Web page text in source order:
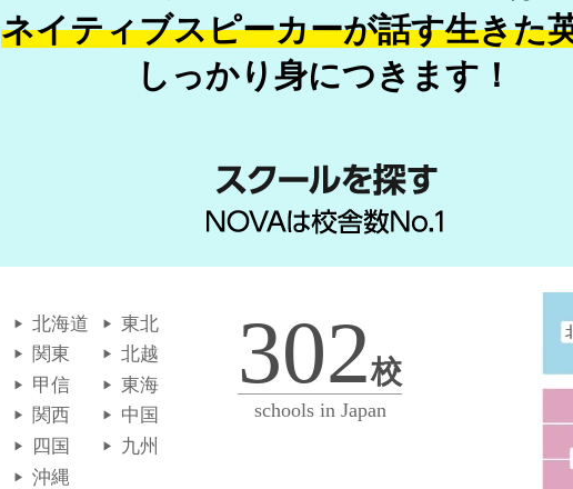
ネイティブスピーカーが話す生きた
しっかり身につきます！
北海道
東北
関東
北越
甲信
東海
関西
中国
四国
九州
沖縄
302校
schools in Japan